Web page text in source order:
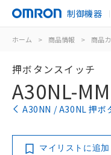
制御機器
ホーム > 商品情報 > 商品
押ボタンスイッチ
A30NL-
A30NN / A30NL 押ボ
マイリストに追加